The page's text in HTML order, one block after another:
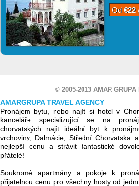
Od€22/
© 2005-2013 AMAR GRUPA
AMARGRUPA TRAVEL AGENCY
Pronájem bytu, nebo najít si hotel v
kanceláře specializující se na
chorvatských najít ideální byt k
vrchoviny, Dalmácie, Střední Chorvatska
nejlepší cenu a strávit fantastické
přátelé!
Soukromé apartmány a pokoje k
přijatelnou cenu pro všechny hosty od